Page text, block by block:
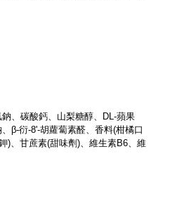
、碳酸鈣、山梨糖醇、DL-蘋果
β-衍-8'-胡蘿蔔素醛、香料(柑橘口
)、甘蔗素(甜味劑)、維生素B6、維